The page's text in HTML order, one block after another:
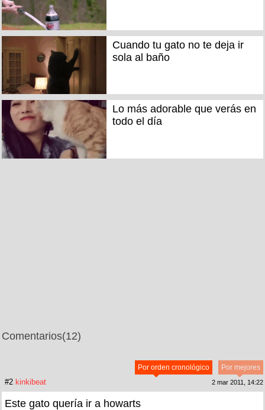
Cuando tu gato no te deja ir
sola al baño
Lo más adorable que verás en
todo el día
Comentarios(12)
Por mejores
Por orden cronológico
#2 kinkibeat 2 mar 2011, 14:22
Este gato quería ir a howarts